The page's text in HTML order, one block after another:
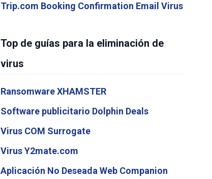
Trip.com Booking Confirmation Email Virus
Top de guías para la eliminación de
virus
Ransomware XHAMSTER
Software publicitario Dolphin Deals
Virus COM Surrogate
Virus Y2mate.com
Aplicación No Deseada Web Companion